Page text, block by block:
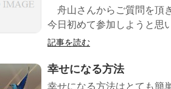
舟山さんからご質問を頂
今日初めて参加しようと思
記事を読む
幸せになる方法
幸せになる方法はとても簡